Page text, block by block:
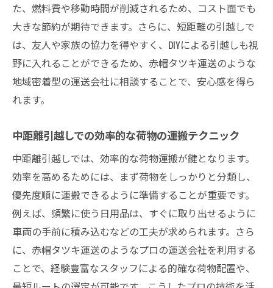
た、燃料費や移動時間が削減されるため、コスト面でも
大きな節約が期待できます。さらに、短距離の引越しで
は、友人や家族の協力を得やすく、DIYによる引越しも視
野に入れることができるため、赤帽タツキ運送のような
地域密着型の運送会社に相談することで、安心感を得ら
れます。
中距離引越しでの効率的な荷物の運搬テクニック
中距離引越しでは、効率的な荷物運搬が鍵となります。
効率を高めるためには、まず荷物をしっかりと分類し、
優先度順に運搬できるように準備することが重要です。
例えば、頻繁に使う日用品は、すぐに取り出せるように
車両の手前に積み込むなどの工夫が求められます。さら
に、赤帽タツキ運送のようなプロの運送会社を利用する
ことで、経験豊富なスタッフによる的確な荷物配置や、